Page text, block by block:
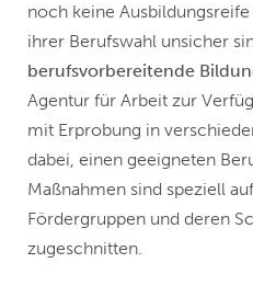
noch keine
ihrer Berufswahl unsicher
berufsvorbereitende
Agentur für Arbeit zur
mit Erprobung in
dabei, einen geeigneten
Maßnahmen sind speziell
Fördergruppen und deren
zugeschnitten.